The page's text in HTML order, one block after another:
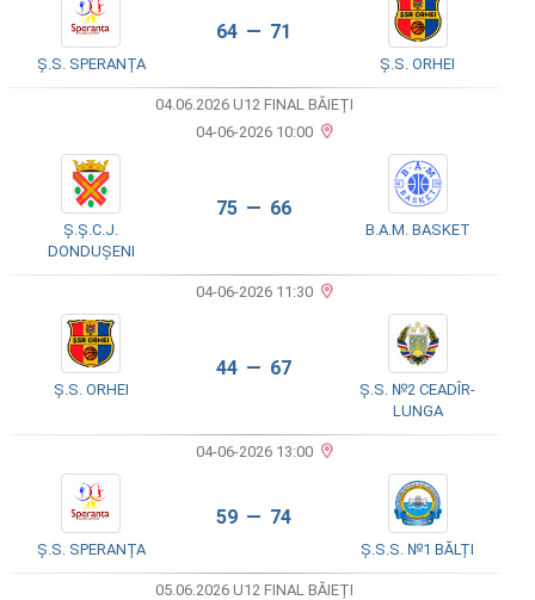
Ș.S. SPERANȚA
64 — 71
Ș.S. ORHEI
04.06.2026 U12 FINAL BĂIEȚI
04-06-2026 10:00
Ș.Ș.C.J.
DONDUȘENI
75 — 66
B.A.M. BASKET
04-06-2026 11:30
Ș.S. ORHEI
44 — 67
Ș.S. №2 CEADÎR-
LUNGA
04-06-2026 13:00
Ș.S. SPERANȚA
59 — 74
Ș.S.S. №1 BĂLȚI
05.06.2026 U12 FINAL BĂIEȚI